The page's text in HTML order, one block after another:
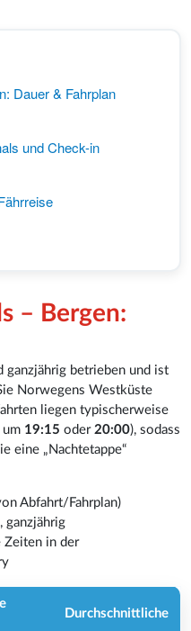
Dauer & Fahrplan
und Check-in
– Bergen:
ganzjährig betrieben und ist
Norwegens Westküste
liegen typischerweise
um 19:15 oder 20:00), sodass
eine „Nachtetappe“
Abfahrt/Fahrplan)
ganzjährig
Zeiten in der
Durchschnittliche